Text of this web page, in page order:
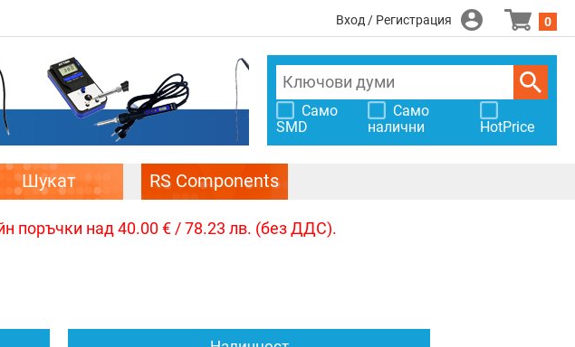
Вход / Регистрация 0
Само
SMD
Само
налични
HotPrice
Шукат RS Components
поръчки над 40.00 € / 78.23 лв. (без ДДС).